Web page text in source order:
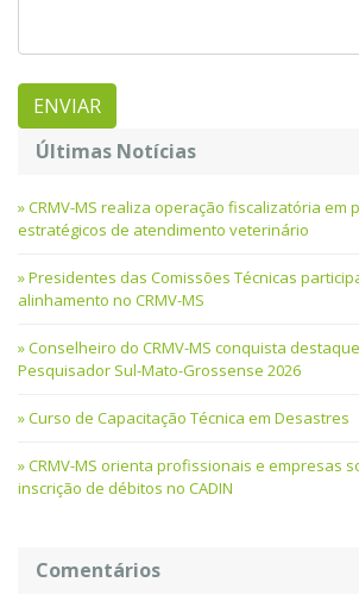
Últimas Notícias
CRMV-MS realiza operação fiscalizatória em
estratégicos de atendimento veterinário
Presidentes das Comissões Técnicas
alinhamento no CRMV-MS
Conselheiro do CRMV-MS conquista
Pesquisador Sul-Mato-Grossense 2026
Curso de Capacitação Técnica em Desastres
CRMV-MS orienta profissionais e empresas
inscrição de débitos no CADIN
Comentários